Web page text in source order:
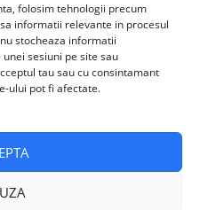
folosim tehnologii precum
informatii relevante in procesul
stocheaza informatii
sesiuni pe site sau
tau sau cu consintamant
ului pot fi afectate.
© 2026